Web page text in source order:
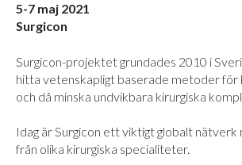
5-7 maj 2021
Surgicon
Surgicon-projektet grundades 2010 i
hitta vetenskapligt baserade metoder för
och då minska undvikbara kirurgiska
Idag är Surgicon ett viktigt globalt nätverk
från olika kirurgiska specialiteter.